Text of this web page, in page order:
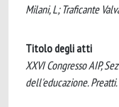
Milani, L; Traficante
Titolo degli atti
XXVI Congresso AIP,
dell'educazione. Preatti.